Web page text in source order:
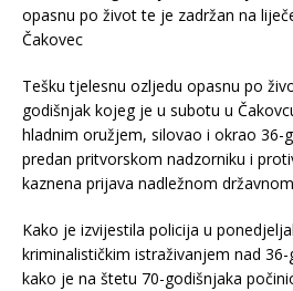
opasnu po život te je zadržan na
Čakovec
Tešku tjelesnu ozljedu opasnu po
godišnjak kojeg je u subotu u
hladnim oružjem, silovao i okrao 36-
predan pritvorskom nadzorniku i
kaznena prijava nadležnom
Kako je izvijestila policija u
kriminalističkim istraživanjem nad
kako je na štetu 70-godišnjaka